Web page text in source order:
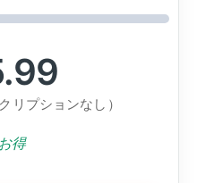
リプションなし）
得